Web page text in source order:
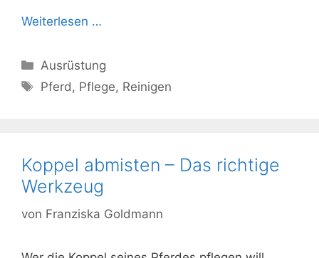
Weiterlesen …
Kategorien
Ausrüstung
Schlagwörter
Pferd, Pflege, Reinigen
Koppel abmisten – Das richtige
Werkzeug
von Franziska Goldmann